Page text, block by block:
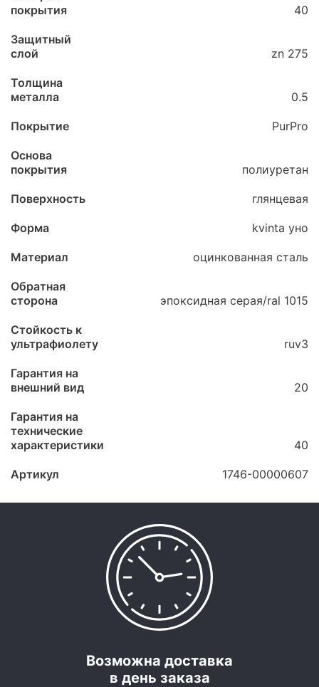
покрытия
40
Защитный
слой
zn 275
Толщина
металла
0.5
Покрытие PurPro
Основа
покрытия
полиуретан
Поверхность глянцевая
Форма kvinta уно
Материал оцинкованная сталь
Обратная
сторона
эпоксидная серая/ral 1015
Стойкость к
ультрафиолету
ruv3
Гарантия на
внешний вид
20
Гарантия на
технические
характеристики
40
Артикул 1746-00000607
Возможна доставка
в день заказа